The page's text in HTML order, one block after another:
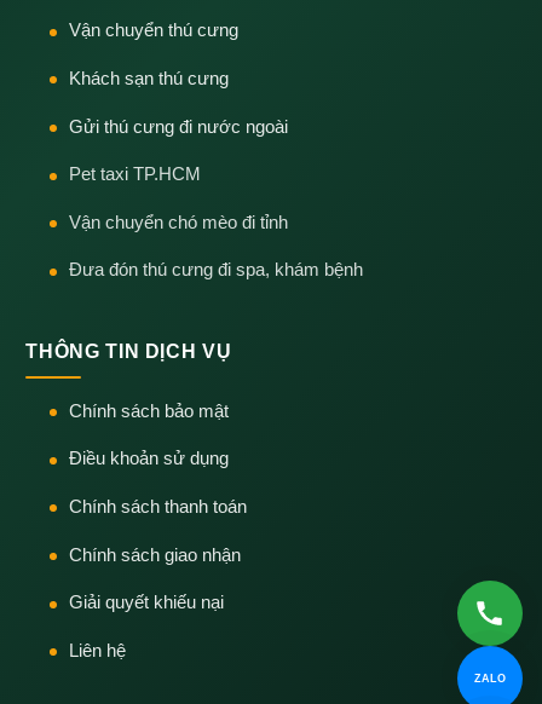
Vận chuyển thú cưng
Khách sạn thú cưng
Gửi thú cưng đi nước ngoài
Pet taxi TP.HCM
Vận chuyển chó mèo đi tỉnh
Đưa đón thú cưng đi spa, khám bệnh
THÔNG TIN DỊCH VỤ
Chính sách bảo mật
Điều khoản sử dụng
Chính sách thanh toán
Chính sách giao nhận
Giải quyết khiếu nại
Liên hệ
ZALO